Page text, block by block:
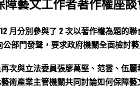
障藝文工作者著作權座談
月分別參與了 2 次以著作權為題的
部門發聲，要求政府機關全面檢討藝
次與立法委員張廖萬堅、范雲、伍
術產業主管機關共同討論如何保障藝